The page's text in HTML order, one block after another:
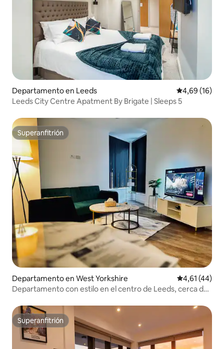
Departamento en Leeds Calificación
4,69 (16)
Leeds City Centre Apatment By Brigate | Sleeps 5
Superanfitrión
Superanfitrión
Departamento en West Yorkshire Calificación
4,61 (44)
Departamento con estilo en el centro de Leeds, cerca de
Superanfitrión
Superanfitrión